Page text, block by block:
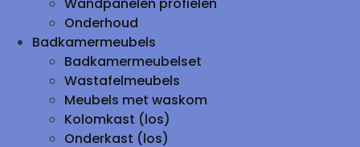
Onderhoud
Badkamermeubels
Badkamermeubelset
Wastafelmeubels
Meubels met waskom
Kolomkast (los)
Onderkast (los)